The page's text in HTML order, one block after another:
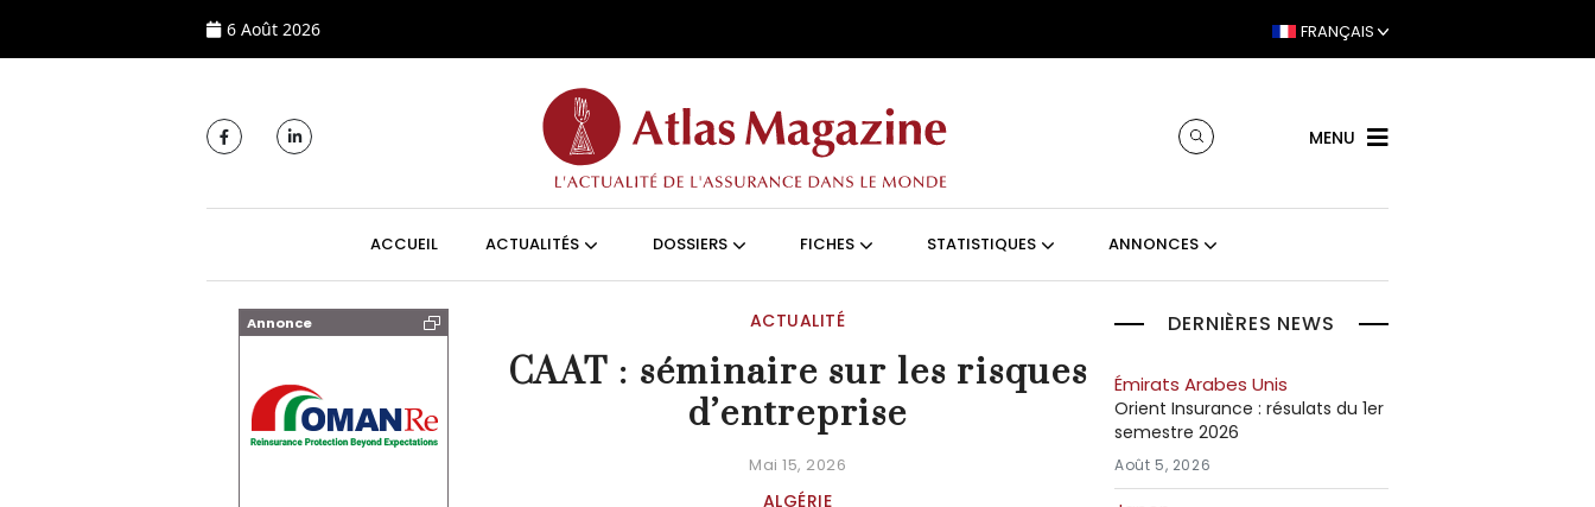
6 Août 2026 FRANÇAIS
MENU
ACCUEIL ACTUALITÉS DOSSIERS FICHES STATISTIQUES ANNONCES
Annonce ACTUALITÉ
CAAT : séminaire sur les risques
d’entreprise
Mai 15, 2026
ALGÉRIE
DERNIÈRES NEWS
Émirats Arabes Unis
Orient Insurance : résulats du 1er
semestre 2026
Août 5, 2026